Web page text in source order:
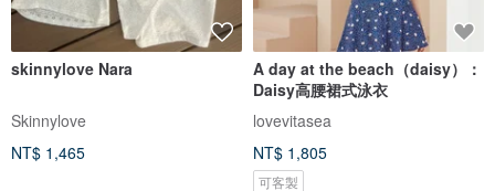
skinnylove Nara
Skinnylove
NT$ 1,465
A day at the beach（daisy）：
Daisy高腰裙式泳衣
lovevitasea
NT$ 1,805
可客製